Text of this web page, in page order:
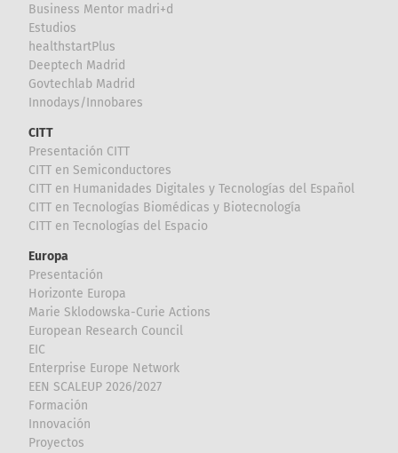
Business Mentor madri+d
Estudios
healthstartPlus
Deeptech Madrid
Govtechlab Madrid
Innodays/Innobares
CITT
Presentación CITT
CITT en Semiconductores
CITT en Humanidades Digitales y Tecnologías del Español
CITT en Tecnologías Biomédicas y Biotecnología
CITT en Tecnologías del Espacio
Europa
Presentación
Horizonte Europa
Marie Sklodowska-Curie Actions
European Research Council
EIC
Enterprise Europe Network
EEN SCALEUP 2026/2027
Formación
Innovación
Proyectos